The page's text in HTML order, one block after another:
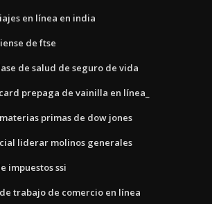
en línea en india
de ftse
de salud de seguro de vida
prepaga de vainilla en línea_
primas de dow jones
liderar molinos generales
impuestos ssi
trabajo de comercio en línea